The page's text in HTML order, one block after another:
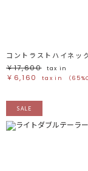
レッド レッド
ピンク ピンク
ミックス ミックス
コントラストハイネッ
￥17,600
tax in
￥6,160 tax in （
SALE